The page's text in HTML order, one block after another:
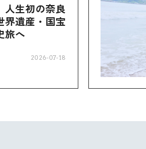
生初の奈良
界遺産・国宝
旅へ
2026-07-18